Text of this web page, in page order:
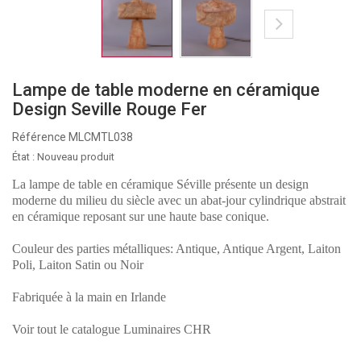
Lampe de table moderne en céramique
Design Seville Rouge Fer
Référence MLCMTL038
État : Nouveau produit
La lampe de table en céramique Séville présente un design
moderne du milieu du siècle avec un abat-jour cylindrique abstrait
en céramique reposant sur une haute base conique.
Couleur des parties métalliques: Antique, Antique Argent, Laiton
Poli, Laiton Satin ou Noir
Fabriquée à la main en Irlande
Voir tout le catalogue Luminaires CHR